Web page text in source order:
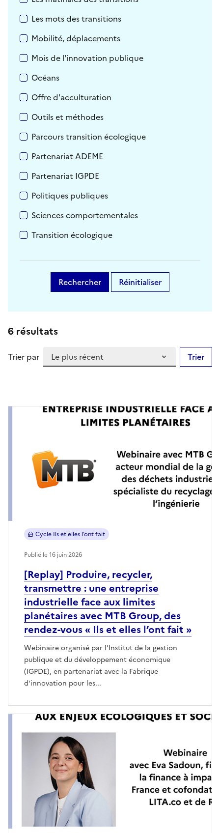
Les mots des transitions
Mobilité, déplacements
Mois de l'innovation publique
Océans
Offre d'acculturation
Outils et méthodes
Parcours transition écologique
Partenariat ADEME
Partenariat IGPDE
Politiques publiques
Sciences comportementales
Transition écologique
Rechercher Réinitialiser
6 résultats
Trier par Trier
[Replay] Produire, recycler,
transmettre : une entreprise
industrielle face aux limites
planétaires avec MTB Group, des
rendez-vous « Ils et elles l’ont fait »
Webinaire organisé par l’Institut de la gestion
publique et du développement économique
(IGPDE), en partenariat avec la Fabrique
d'innovation pour les...
Cycle Ils et elles l’ont fait
Publié le 16 juin 2026